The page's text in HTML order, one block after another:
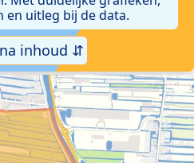
en uitleg bij de data.
inhoud ⇵